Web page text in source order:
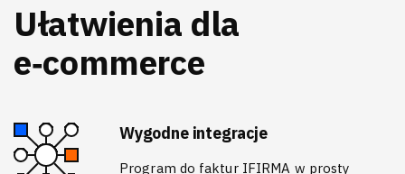
Ułatwienia dla
e‑commerce
Wygodne integracje
Program do faktur IFIRMA w prosty